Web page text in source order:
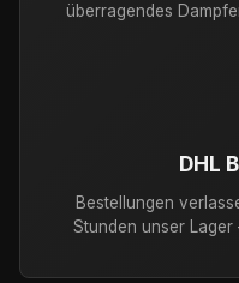
überragendes
DHL
Bestellungen
Stunden unser